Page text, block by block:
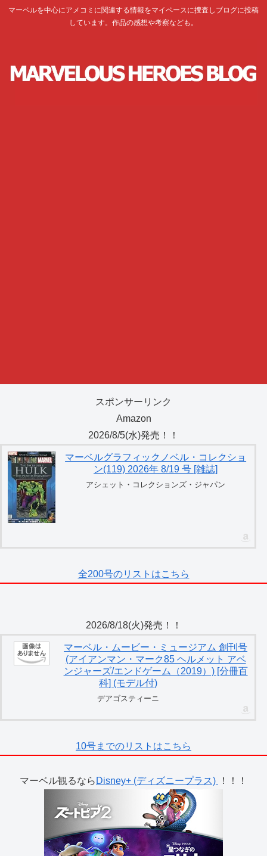
マーベルを中心にアメコミに関連する情報をマイペースに捜査しブログに投稿
しています。作品の感想や考察なども。
スポンサーリンク
Amazon
2026/8/5(水)発売！！
マーベルグラフィックノベル・コレクショ
ン(119) 2026年 8/19 号 [雑誌]
アシェット・コレクションズ・ジャパン
全200号のリストはこちら
2026/8/18(火)発売！！
マーベル・ムービー・ミュージアム 創刊号
(アイアンマン・マーク85 ヘルメット アベ
ンジャーズ/エンドゲーム（2019）) [分冊百
科] (モデル付)
デアゴスティーニ
10号までのリストはこちら
マーベル観るなら Disney+ (ディズニープラス) ！！！